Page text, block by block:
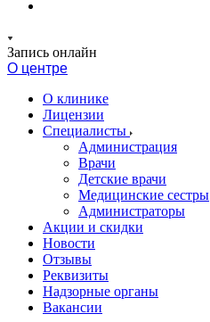
Запись онлайн
О центре
О клинике
Лицензии
Специалисты
Администрация
Врачи
Детские врачи
Медицинские сестры
Администраторы
Акции и скидки
Новости
Отзывы
Реквизиты
Надзорные органы
Вакансии